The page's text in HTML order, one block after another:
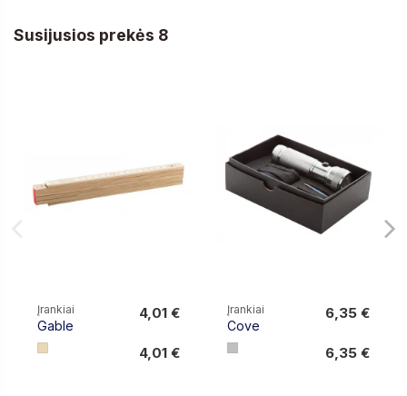
Susijusios prekės 8
Įrankiai
Gable
4,01 €
4,01 €
Įrankiai
Cove
6,35 €
6,35 €